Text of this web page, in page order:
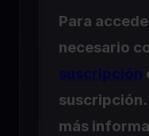
Para
necesario
suscripción
suscripción.
más